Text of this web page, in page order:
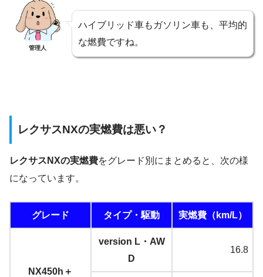
管理人
ハイブリッド車もガソリン車も、平均的
な燃費ですね。
レクサスNXの実燃費は悪い？
レクサスNXの実燃費をグレード別にまとめると、次の様
になっています。
グレード タイプ・駆動 実燃費（km/L）
NX450h＋
version L・AW
D
16.8